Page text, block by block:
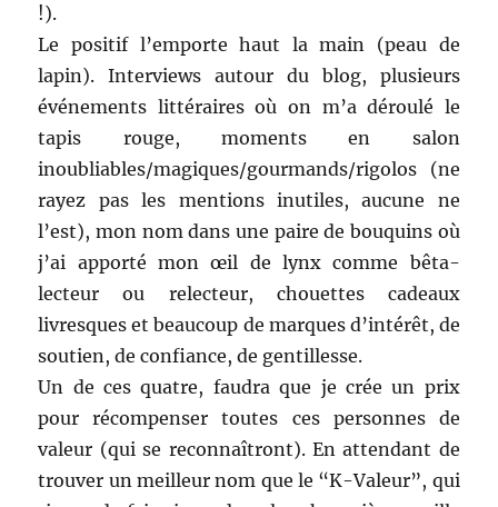
!).
Le positif l’emporte haut la main (peau de
lapin). Interviews autour du blog, plusieurs
événements littéraires où on m’a déroulé le
tapis rouge, moments en salon
inoubliables/magiques/gourmands/rigolos (ne
rayez pas les mentions inutiles, aucune ne
l’est), mon nom dans une paire de bouquins où
j’ai apporté mon œil de lynx comme bêta-
lecteur ou relecteur, chouettes cadeaux
livresques et beaucoup de marques d’intérêt, de
soutien, de confiance, de gentillesse.
Un de ces quatre, faudra que je crée un prix
pour récompenser toutes ces personnes de
valeur (qui se reconnaîtront). En attendant de
trouver un meilleur nom que le “K-Valeur”, qui